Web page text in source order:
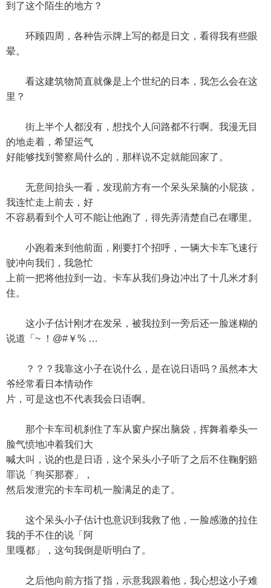
到了这个陌生的地方？
环顾四周，各种告示牌上写的都是日文，看得我有些眼
晕。
看这建筑物简直就像是上个世纪的日本，我怎么会在这
里？
街上半个人都没有，想找个人问路都不行啊。我漫无目
的地走着，希望运气
好能够找到警察局什么的，那样说不定就能回家了。
无意间抬头一看，发现前方有一个呆头呆脑的小屁孩，
我连忙走上前去，好
不容易看到个人可不能让他跑了，得先弄清楚自己在哪里。
小跑着来到他前面，刚要打个招呼，一辆大卡车飞速行
驶冲向我们，我急忙
上前一把将他拉到一边。卡车从我们身边冲出了十几米才刹
住。
这小子估计刚才在发呆，被我拉到一旁后还一脸迷糊的
说道「~ ！@#￥% …
？？？我靠这小子在说什么，是在说日语吗？虽然本大
爷经常看日本情动作
片，可是这也不代表我会日语啊。
那个卡车司机刹住了车从窗户探出脑袋，挥舞着拳头一
脸气愤地冲着我们大
喊大叫，说的也是日语，这个呆头小子听了之后不住鞠躬赔
罪说「狗买那赛」，
然后发泄完的卡车司机一脸满足的走了。
这个呆头小子估计也意识到我救了他，一脸感激的拉住
我的手不住的说「阿
里嘎都」，这句我倒是听明白了。
之后他向前方指了指，示意我跟着他，我心想这小子难